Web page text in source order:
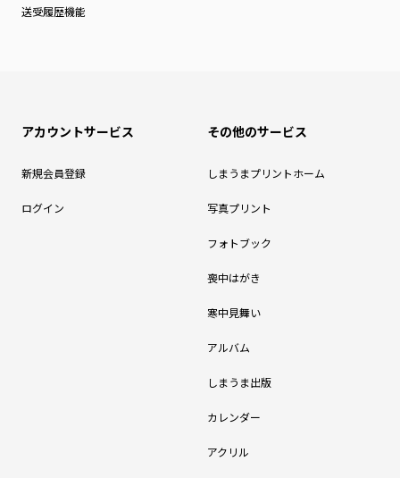
送受履歴機能
アカウントサービス
新規会員登録
ログイン
その他のサービス
しまうまプリントホーム
写真プリント
フォトブック
喪中はがき
寒中見舞い
アルバム
しまうま出版
カレンダー
アクリル